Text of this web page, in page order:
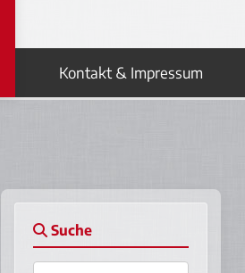
Kontakt & Impressum
Suche